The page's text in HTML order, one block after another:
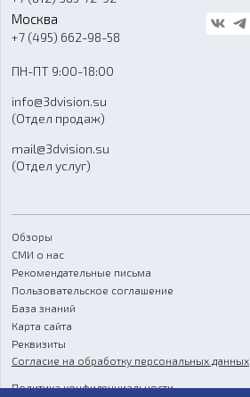
Стать дилером
Блог
FAQ
Москва
+7 (495) 662-98-58
ПН-ПТ 9:00-18:00
info@3dvision.su
(Отдел продаж)
mail@3dvision.su
(Отдел услуг)
Обзоры
СМИ о нас
Рекомендательные письма
Пользовательское соглашение
База знаний
Карта сайта
Реквизиты
Согласие на обработку персональных данных
Политика конфиденциальности